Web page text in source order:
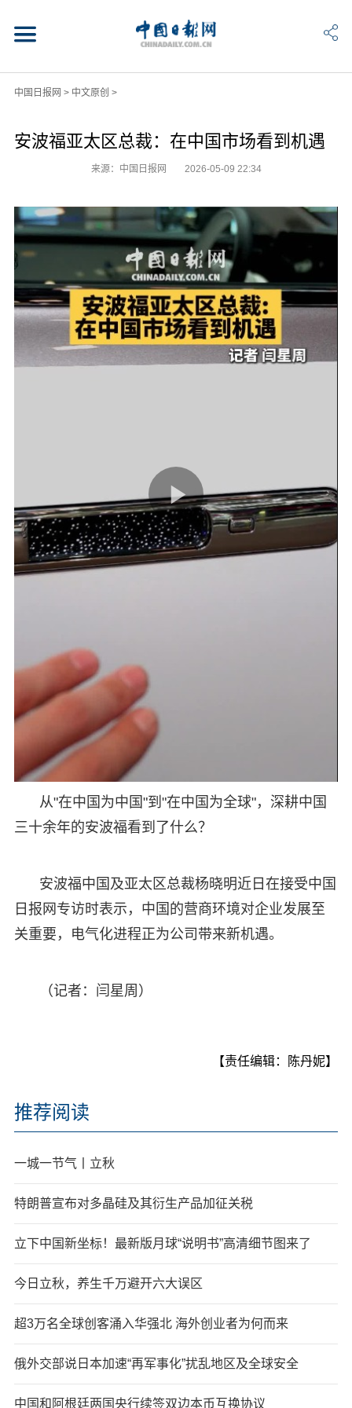
中国日报网 > 中文原创 >
安波福亚太区总裁：在中国市场看到机遇
来源：中国日报网 2026-05-09 22:34
从"在中国为中国"到"在中国为全球"，深耕中国
三十余年的安波福看到了什么？
安波福中国及亚太区总裁杨晓明近日在接受中国
日报网专访时表示，中国的营商环境对企业发展至
关重要，电气化进程正为公司带来新机遇。
（记者：闫星周）
【责任编辑：陈丹妮】
推荐阅读
一城一节气丨立秋
特朗普宣布对多晶硅及其衍生产品加征关税
立下中国新坐标！最新版月球“说明书”高清细节图来了
今日立秋，养生千万避开六大误区
超3万名全球创客涌入华强北 海外创业者为何而来
俄外交部说日本加速“再军事化”扰乱地区及全球安全
中国和阿根廷两国央行续签双边本币互换协议